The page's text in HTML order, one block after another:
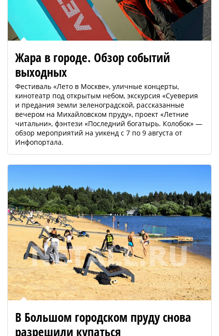
Жара в городе. Обзор событий
выходных
Фестиваль «Лето в Москве», уличные концерты,
кинотеатр под открытым небом, экскурсия «Суеверия
и предания земли зеленоградской, рассказанные
вечером на Михайловском пруду», проект «Летние
читальни», фэнтези «Последний богатырь. Колобок» —
обзор мероприятий на уикенд с 7 по 9 августа от
Инфопортала.
В Большом городском пруду снова
разрешили купаться